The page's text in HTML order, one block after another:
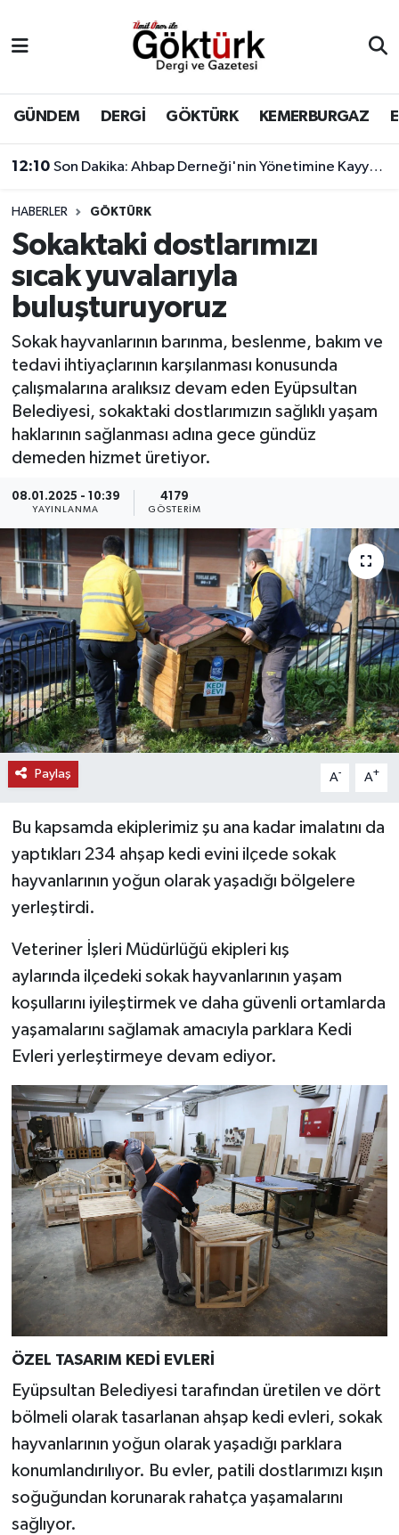
GÜNDEM DERGİ GÖKTÜRK KEMERBURGAZ
12:10 Son Dakika: Ahbap Derneği'nin Yönetimine Kayyum Atandı
HABERLER GÖKTÜRK
Sokaktaki dostlarımızı
sıcak yuvalarıyla
buluşturuyoruz
Sokak hayvanlarının barınma, beslenme, bakım ve
tedavi ihtiyaçlarının karşılanması konusunda
çalışmalarına aralıksız devam eden Eyüpsultan
Belediyesi, sokaktaki dostlarımızın sağlıklı yaşam
haklarının sağlanması adına gece gündüz
demeden hizmet üretiyor.
08.01.2025 - 10:39
YAYINLANMA
4179
GÖSTERIM
Paylaş A- A+
Bu kapsamda ekiplerimiz şu ana kadar imalatını da
yaptıkları 234 ahşap kedi evini ilçede sokak
hayvanlarının yoğun olarak yaşadığı bölgelere
yerleştirdi.
Veteriner İşleri Müdürlüğü ekipleri kış
aylarında ilçedeki sokak hayvanlarının yaşam
koşullarını iyileştirmek ve daha güvenli ortamlarda
yaşamalarını sağlamak amacıyla parklara Kedi
Evleri yerleştirmeye devam ediyor.
ÖZEL TASARIM KEDİ EVLERİ
Eyüpsultan Belediyesi tarafından üretilen ve dört
bölmeli olarak tasarlanan ahşap kedi evleri, sokak
hayvanlarının yoğun olarak yaşadığı parklara
konumlandırılıyor. Bu evler, patili dostlarımızı kışın
soğuğundan korunarak rahatça yaşamalarını
sağlıyor.
BİLİM
DERGİ
DÜNYA
EĞİTİM
EKONOMİ
GÖKTÜRK
GÜNDEM
KEMERBURGAZ
ÖZEL HABER
SAĞLIK
SPOR
TEKNOLOJİ
TİCARET
Eyüpsultan Hava Durumu
Eyüpsultan Trafik Yoğunluk Haritası
Süper Lig Puan Durumu ve Fikstür
Tüm Manşetler
Son Dakika Haberleri
Haber Arşivi